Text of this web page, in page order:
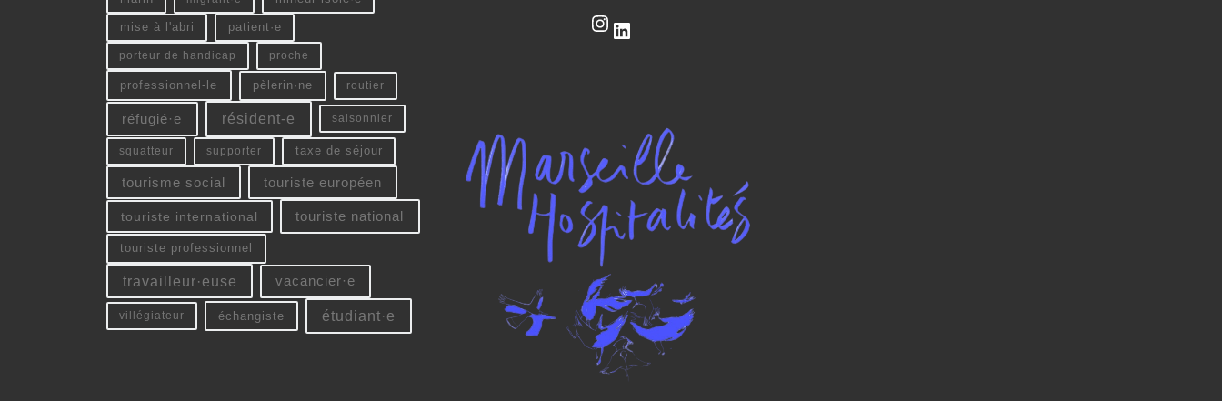
mise à l'abri patient·e
porteur de handicap proche
professionnel-le pèlerin·ne routier
réfugié·e résident-e saisonnier
squatteur supporter taxe de séjour
tourisme social touriste européen
touriste international touriste national
touriste professionnel
travailleur·euse vacancier·e
villégiateur échangiste étudiant·e
Instagram
LinkedIn